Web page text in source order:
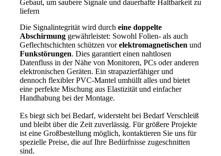
Gebaut, um saubere Signale und dauerhafte Haltbarkeit zu
liefern
Die Signalintegrität wird durch eine doppelte
Abschirmung gewährleistet: Sowohl Folien- als auch
Geflechtschichten schützen vorelektromagnetischen und
Funkstörungen. Dies garantiert einen nahtlosen
Datenfluss in der Nähe von Monitoren, PCs oder anderen
elektronischen Geräten. Ein strapazierfähiger und
dennoch flexibler PVC-Mantel umhüllt alles und bietet
eine perfekte Mischung aus Elastizität und einfacher
Handhabung bei der Montage.
Es biegt sich bei Bedarf, widersteht bei Bedarf Verschleiß
und bleibt über die Zeit zuverlässig. Für größere Projekte
ist eine Großbestellung möglich, kontaktieren Sie uns für
spezielle Preise, die auf Ihre Bedürfnisse zugeschnitten
sind.